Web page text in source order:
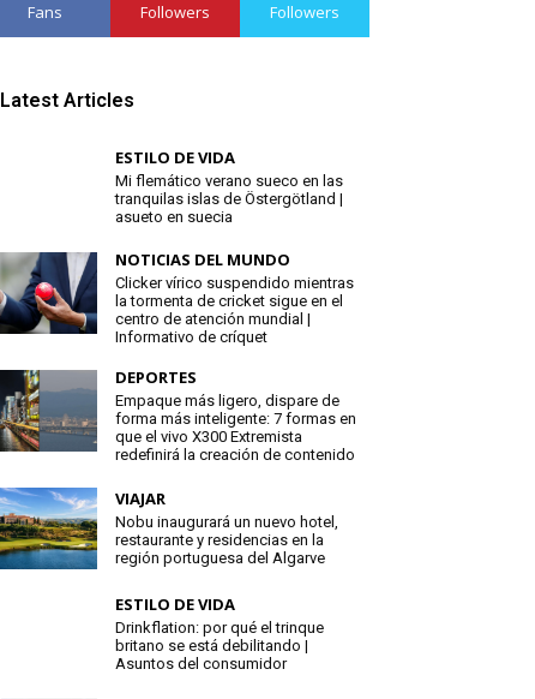
Fans
Followers
Followers
Latest Articles
ESTILO DE VIDA
Mi flemático verano sueco en las
tranquilas islas de Östergötland |
asueto en suecia
NOTICIAS DEL MUNDO
Clicker vírico suspendido mientras
la tormenta de cricket sigue en el
centro de atención mundial |
Informativo de críquet
DEPORTES
Empaque más ligero, dispare de
forma más inteligente: 7 formas en
que el vivo X300 Extremista
redefinirá la creación de contenido
VIAJAR
Nobu inaugurará un nuevo hotel,
restaurante y residencias en la
región portuguesa del Algarve
ESTILO DE VIDA
Drinkflation: por qué el trinque
britano se está debilitando |
Asuntos del consumidor